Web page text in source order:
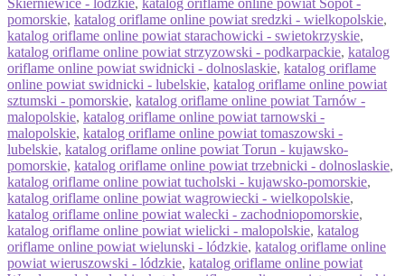
Skierniewice - lódzkie, katalog oriflame online powiat Sopot -
pomorskie, katalog oriflame online powiat sredzki - wielkopolskie,
katalog oriflame online powiat starachowicki - swietokrzyskie,
katalog oriflame online powiat strzyzowski - podkarpackie, katalog
oriflame online powiat swidnicki - dolnoslaskie, katalog oriflame
online powiat swidnicki - lubelskie, katalog oriflame online powiat
sztumski - pomorskie, katalog oriflame online powiat Tarnów -
malopolskie, katalog oriflame online powiat tarnowski -
malopolskie, katalog oriflame online powiat tomaszowski -
lubelskie, katalog oriflame online powiat Torun - kujawsko-
pomorskie, katalog oriflame online powiat trzebnicki - dolnoslaskie,
katalog oriflame online powiat tucholski - kujawsko-pomorskie,
katalog oriflame online powiat wagrowiecki - wielkopolskie,
katalog oriflame online powiat walecki - zachodniopomorskie,
katalog oriflame online powiat wielicki - malopolskie, katalog
oriflame online powiat wielunski - lódzkie, katalog oriflame online
powiat wieruszowski - lódzkie, katalog oriflame online powiat